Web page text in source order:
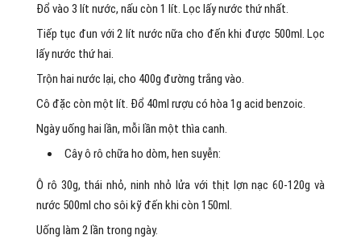
Đổ vào 3 lít nước, nấu còn 1 lít. Lọc lấy nước thứ nhất.
Tiếp tục đun với 2 lít nước nữa cho đến khi được 500ml. Lọc
lấy nước thứ hai.
Trộn hai nước lại, cho 400g đường trắng vào.
Cô đặc còn một lít. Đổ 40ml rượu có hòa 1g acid benzoic.
Ngày uống hai lần, mỗi lần một thìa canh.
Cây ô rô chữa ho dòm, hen suyễn:
Ô rô 30g, thái nhỏ, ninh nhỏ lửa với thịt lợn nạc 60-120g và
nước 500ml cho sôi kỹ đến khi còn 150ml.
Uống làm 2 lần trong ngày.